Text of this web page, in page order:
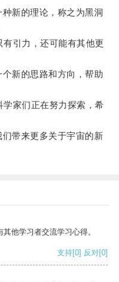
新的理论，称之为黑洞
引力，还可能有其他更
新的思路和方向，帮助
家们正在努力探索，希
带来更多关于宇宙的新
他学习者交流学习心得。
支持[0] 反对[0]